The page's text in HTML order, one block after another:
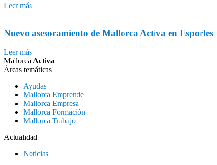
Leer más
Nuevo asesoramiento de Mallorca Activa en Esporles
Leer más
Mallorca Activa
Áreas temáticas
Ayudas
Mallorca Emprende
Mallorca Empresa
Mallorca Formación
Mallorca Trabajo
Actualidad
Noticias